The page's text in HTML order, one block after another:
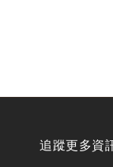
追蹤更多資